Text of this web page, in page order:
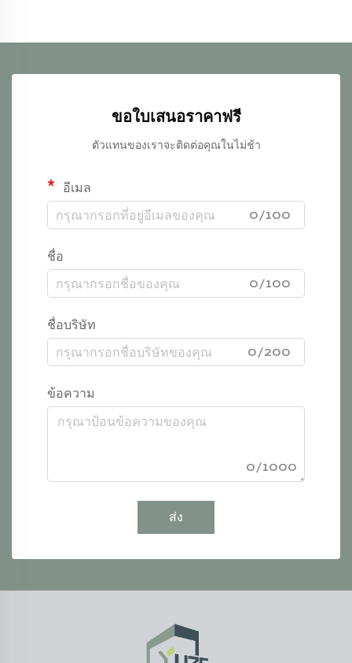
ขอใบเสนอราคาฟรี
ตัวแทนของเราจะติดต่อคุณในไม่ช้า
อีเมล
0/100
ชื่อ
0/100
ชื่อบริษัท
0/200
ข้อความ
0/1000
ส่ง